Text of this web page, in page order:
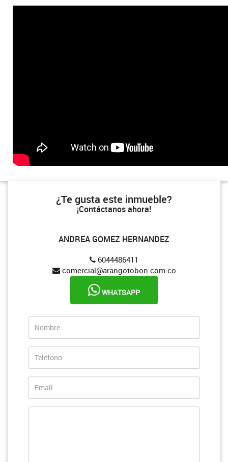
¿Te gusta este inmueble?
¡Contáctanos ahora!
ANDREA GOMEZ HERNANDEZ
6044486411
comercial@arangotobon.com.co
WHATSAPP